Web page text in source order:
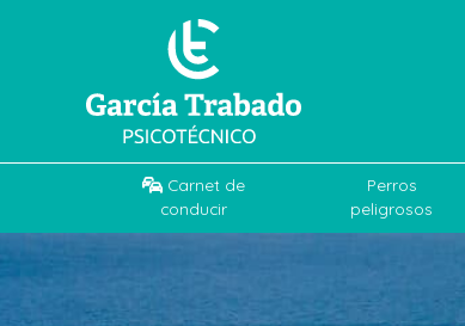
Carnet de
conducir
Perros
peligrosos